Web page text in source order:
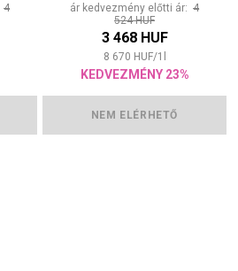
4
ár kedvezmény előtti ár: 4
524 HUF
3 468 HUF
8 670 HUF/1
KEDVEZMÉNY 23%
NEM ELÉRHETŐ